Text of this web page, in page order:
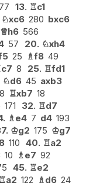
77 13. ♖c1
♘xc6 280 bxc6
♕h6 566
57 20. ♘xh4
25 ♗f8 49
c7 8 25. ♖fd1
♘d6 45 axb3
♖xb7 18
171 32. ♖d7
♗e4 7 d4 193
♔g2 175 ♔g7
110 40. ♖a2
10 ♗e7 92
45. ♖e2
♖a2 122 ♗d6 24